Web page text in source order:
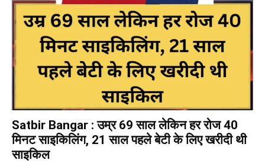
Satbir Bangar : उम्र 69 साल लेकिन हर रोज 40
मिनट साइकिलिंग, 21 साल पहले बेटी के लिए खरीदी थी
साइकिल